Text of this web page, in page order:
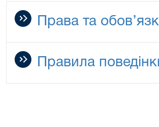
Права та
Правила